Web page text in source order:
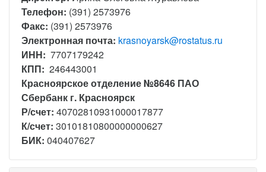
Телефон: (391) 2573976
Факс: (391) 2573976
Электронная почта: krasnoyarsk@rostatus.ru
ИНН: 7707179242
КПП: 246443001
Красноярское отделение №8646 ПАО
Сбербанк г. Красноярск
Р/счет: 40702810931000017877
К/счет: 30101810800000000627
БИК: 040407627